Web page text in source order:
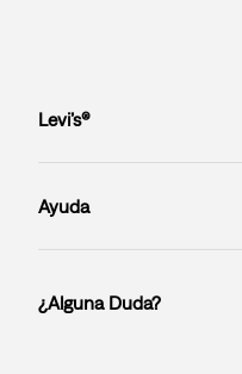
Levi’s®
Ayuda
¿Alguna Duda?